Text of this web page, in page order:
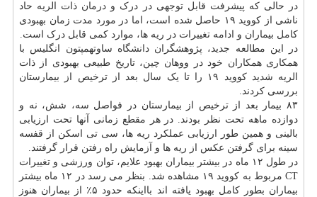
در حالی که پیشرفت قابل توجهی در درک و درمان ذات الریه حاد
ناشی از کووید ۱۹ حاصل شده است، اما در مورد مدت زمان بهبودی
کامل بیماران و ادامه تغییرات در ریه ها، موارد کمی قابل درک است.
در این مطالعه جدید، پژوهشگراندانشگاه ساوتهمپتون انگلیس با
همکاری همکاران خود در ووهان چین، تاریخ طبیعی بهبودی از ذات
الریه شدید کووید ۱۹ را تا یک سال بعد از ترخیص از بیمارستان
بررسی کردند.
۸۳ بیمار بعد از ترخیص از بیمارستان در فواصل سه، شش، نه و
دوازده ماهه تحت نظر بودند. در هر مقطع زمانی آنها تحت ارزیابی
بالینی و همین طور ارزیابی عملکرد ریه ها، سی تی اسکن از قفسه
سینه برای گرفتن عکس از ریه ها و آزمایش راه رفتن قرار گرفتند.
در طول ۱۲ ماه در بیشتر بیماران بهبود علایم، توان ورزشی و تغییرات
CT مربوط به کووید ۱۹ مشاهده شد. بنظر می رسد در ۱۲ ماه بیشتر
بیماران بطور کامل بهبود یافته اند بااینکه حدود ۵٪ از بیماران هنوز